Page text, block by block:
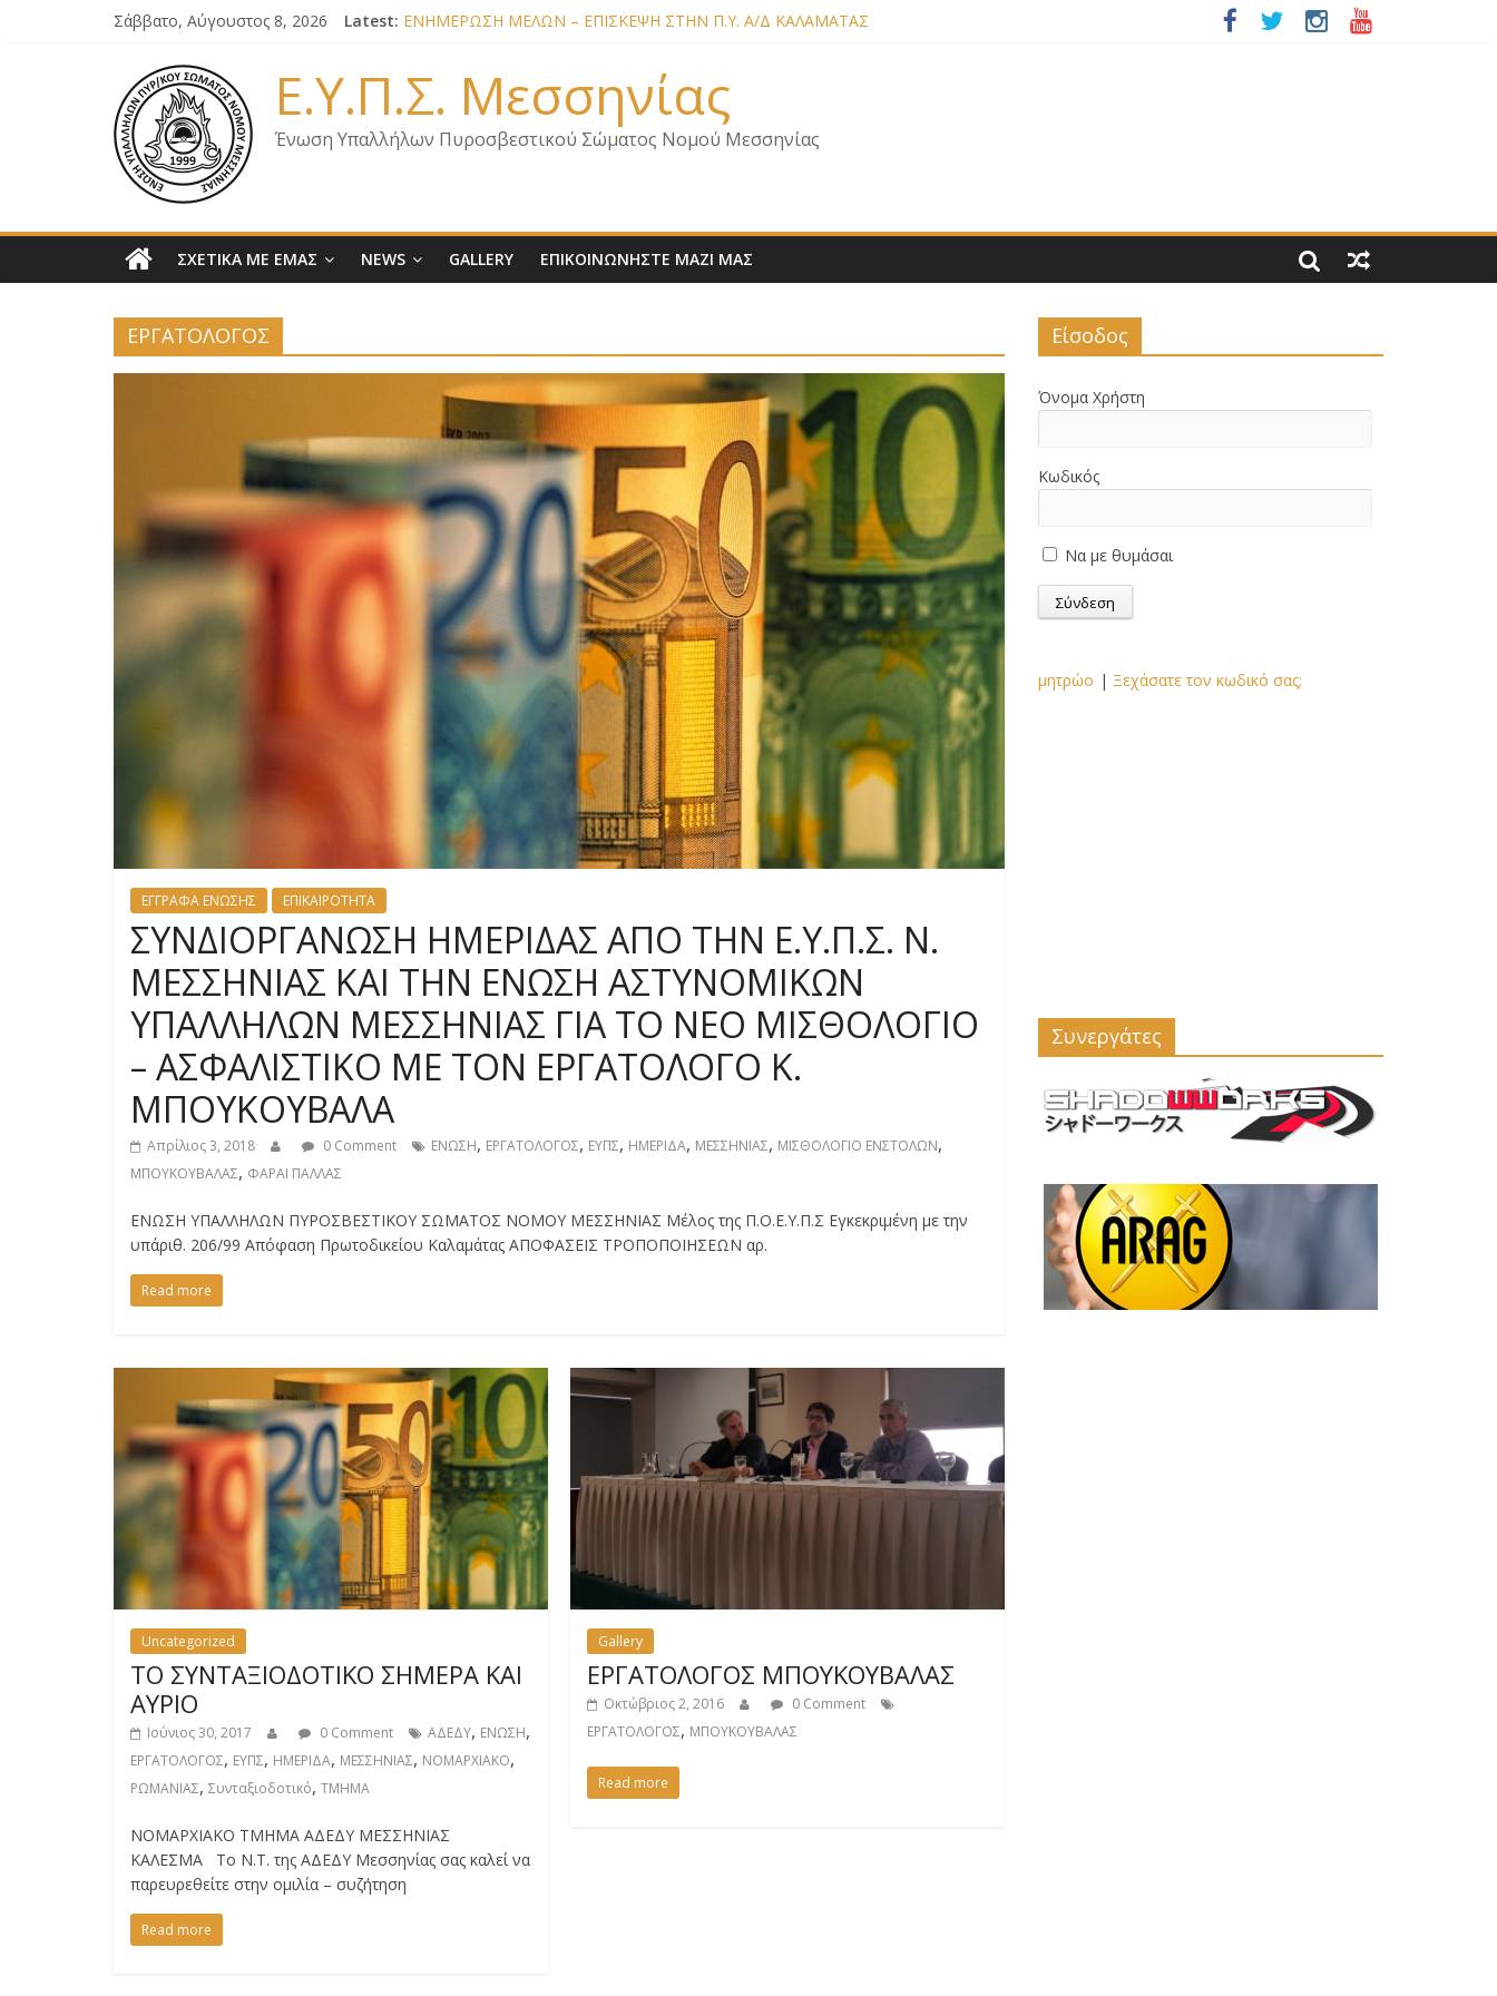
Σάββατο, Αύγουστος 8, 2026 Latest: ΕΝΗΜΕΡΩΣΗ ΜΕΛΩΝ – ΕΠΙΣΚΕΨΗ ΣΤΗΝ Π.Υ. Α/Δ ΚΑΛΑΜΑΤΑΣ
ΕΝΗΜΕΡΩΣΗ Κ. ΑΡΧΗΓΟΥ Π.Σ. ΣΧΕΤΙΚΑ ΜΕ ΟΡΓΑΝΙΚΕΣ ΘΕΣΕΙΣ ΝΟΜΟΥ ΜΕΣΣΗΝΙΑΣ 2026
ΕΝΗΜΕΡΩΣΗ ΜΕΛΩΝ – ΕΠΙΣΚΕΨΗ ΕΝΩΣΗΣ ΣΕ ΥΠΗΡΕΣΙΕΣ ΚΑΙ ΚΛΙΜΑΚΙΑ ΤΟΥ ΝΟΜΟΥ ΜΑΣ
ΕΝΗΜΕΡΩΣΗ ΜΕΛΩΝ ΓΙΑ ΕΠΙΣΚΕΨΕΙΣ ΣΩΜΑΤΕΙΟΥ
Ε.Υ.Π.Σ. Μεσσηνίας
Ένωση Υπαλλήλων Πυροσβεστικού Σώματος Νομού Μεσσηνίας
ΣΧΕΤΙΚΑ ΜΕ ΕΜΑΣ NEWS GALLERY ΕΠΙΚΟΙΝΩΝΗΣΤΕ ΜΑΖΙ ΜΑΣ
ΕΡΓΑΤΟΛΟΓΟΣ
ΕΓΓΡΑΦΑ ΕΝΩΣΗΣ ΕΠΙΚΑΙΡΟΤΗΤΑ
ΣΥΝΔΙΟΡΓΑΝΩΣΗ ΗΜΕΡΙΔΑΣ ΑΠΟ ΤΗΝ Ε.Υ.Π.Σ. Ν.
ΜΕΣΣΗΝΙΑΣ ΚΑΙ ΤΗΝ ΕΝΩΣΗ ΑΣΤΥΝΟΜΙΚΩΝ
ΥΠΑΛΛΗΛΩΝ ΜΕΣΣΗΝΙΑΣ ΓΙΑ ΤΟ ΝΕΟ ΜΙΣΘΟΛΟΓΙΟ
– ΑΣΦΑΛΙΣΤΙΚΟ ΜΕ ΤΟΝ ΕΡΓΑΤΟΛΟΓΟ Κ.
ΜΠΟΥΚΟΥΒΑΛΑ
Απρίλιος 3, 2018 0 Comment ΕΝΩΣΗ, ΕΡΓΑΤΟΛΟΓΟΣ, ΕΥΠΣ, ΗΜΕΡΙΔΑ, ΜΕΣΣΗΝΙΑΣ, ΜΙΣΘΟΛΟΓΙΟ ΕΝΣΤΟΛΩΝ,
ΜΠΟΥΚΟΥΒΑΛΑΣ, ΦΑΡΑΙ ΠΑΛΛΑΣ
ΕΝΩΣΗ ΥΠΑΛΛΗΛΩΝ ΠΥΡΟΣΒΕΣΤΙΚΟΥ ΣΩΜΑΤΟΣ ΝΟΜΟΥ ΜΕΣΣΗΝΙΑΣ Μέλος της Π.Ο.Ε.Υ.Π.Σ Εγκεκριμένη με την
υπ΄αριθ. 206/99 Απόφαση Πρωτοδικείου Καλαμάτας ΑΠΟΦΑΣΕΙΣ ΤΡΟΠΟΠΟΙΗΣΕΩΝ αρ.
Read more
Uncategorized
ΤΟ ΣΥΝΤΑΞΙΟΔΟΤΙΚΟ ΣΗΜΕΡΑ ΚΑΙ
ΑΥΡΙΟ
Ιούνιος 30, 2017 0 Comment ΑΔΕΔΥ, ΕΝΩΣΗ,
ΕΡΓΑΤΟΛΟΓΟΣ, ΕΥΠΣ, ΗΜΕΡΙΔΑ, ΜΕΣΣΗΝΙΑΣ, ΝΟΜΑΡΧΙΑΚΟ,
ΡΩΜΑΝΙΑΣ, Συνταξιοδοτικό, ΤΜΗΜΑ
ΝΟΜΑΡΧΙΑΚΟ ΤΜΗΜΑ ΑΔΕΔΥ ΜΕΣΣΗΝΙΑΣ
ΚΑΛΕΣΜΑ Το Ν.Τ. της ΑΔΕΔΥ Μεσσηνίας σας καλεί να
παρευρεθείτε στην ομιλία – συζήτηση
Read more
Gallery
ΕΡΓΑΤΟΛΟΓΟΣ ΜΠΟΥΚΟΥΒΑΛΑΣ
Οκτώβριος 2, 2016
0 Comment
ΕΡΓΑΤΟΛΟΓΟΣ, ΜΠΟΥΚΟΥΒΑΛΑΣ
Read more
Είσοδος
Όνομα Χρήστη
Κωδικός
Να με θυμάσαι
μητρώο | Ξεχάσατε τον κωδικό σας;
Συνεργάτες